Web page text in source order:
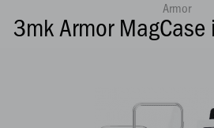
Armor
3mk Armor